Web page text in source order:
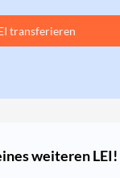
transferieren
weiteren LEI!